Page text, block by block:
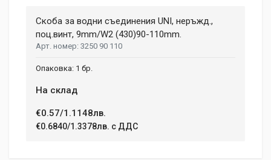
Скоба за водни съединения UNI, неръжд.,
поц.винт, 9mm/W2 (430)90-110mm.
3250 90 110
1 бр.
На склад
€0.57/1.1148лв.
€0.6840/1.3378лв. с ДДС